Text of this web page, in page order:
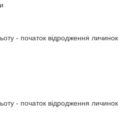
- початок відродження личинок
- початок відродження личинок